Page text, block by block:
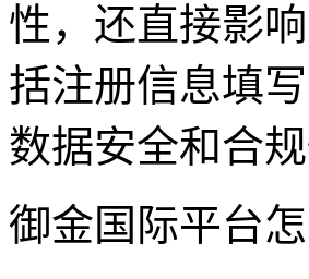
性，还直接影
括注册信息填
数据安全和合
御金国际平台